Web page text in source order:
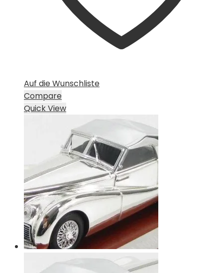
Auf die Wunschliste
Compare
Quick View